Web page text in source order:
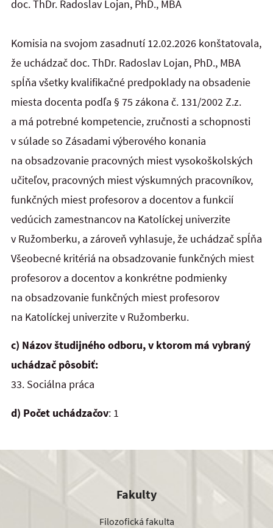
doc. ThDr. Radoslav Lojan, PhD., MBA
Komisia na svojom zasadnutí 12.02.2026 konštatovala,
že uchádzač doc. ThDr. Radoslav Lojan, PhD., MBA
spĺňa všetky kvalifikačné predpoklady na obsadenie
miesta docenta podľa § 75 zákona č. 131/2002 Z.z.
a má potrebné kompetencie, zručnosti a schopnosti
v súlade so Zásadami výberového konania
na obsadzovanie pracovných miest vysokoškolských
učiteľov, pracovných miest výskumných pracovníkov,
funkčných miest profesorov a docentov a funkcií
vedúcich zamestnancov na Katolíckej univerzite
v Ružomberku, a zároveň vyhlasuje, že uchádzač spĺňa
Všeobecné kritériá na obsadzovanie funkčných miest
profesorov a docentov a konkrétne podmienky
na obsadzovanie funkčných miest profesorov
na Katolíckej univerzite v Ružomberku.
c) Názov študijného odboru, v ktorom má vybraný
uchádzač pôsobiť:
33. Sociálna práca
d) Počet uchádzačov: 1
Fakulty
Filozofická fakulta